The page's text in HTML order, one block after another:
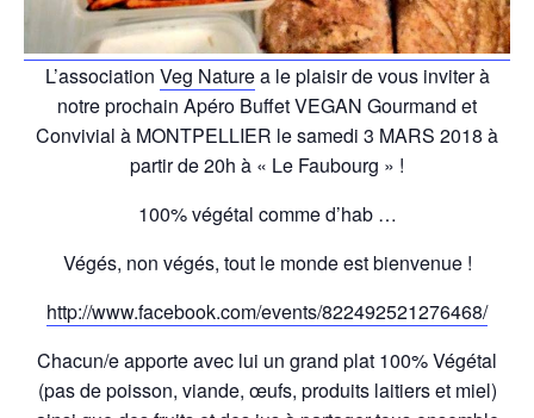
L’association Veg Naturea le plaisir de vous inviter à
notre prochain Apéro Buffet VEGAN Gourmand et
Convivial à MONTPELLIER le samedi 3 MARS 2018 à
partir de 20h à « Le Faubourg » !
100% végétal comme d’hab …
Végés, non végés, tout le monde est bienvenue !
http://www.facebook.com/events/822492521276468/
Chacun/e apporte avec lui un grand plat 100% Végétal
(pas de poisson, viande, œufs, produits laitiers et miel)